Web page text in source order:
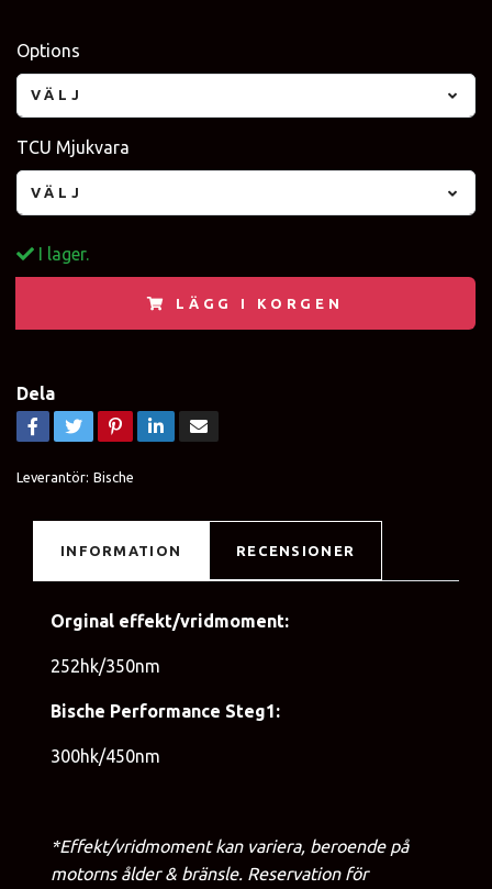
Options
VÄLJ
TCU Mjukvara
VÄLJ
I lager.
LÄGG I KORGEN
Dela
Leverantör: Bische
INFORMATION RECENSIONER
Orginal effekt/vridmoment:
252hk/350nm
Bische Performance Steg1:
300hk/450nm
*Effekt/vridmoment kan variera, beroende på
motorns ålder & bränsle. Reservation för